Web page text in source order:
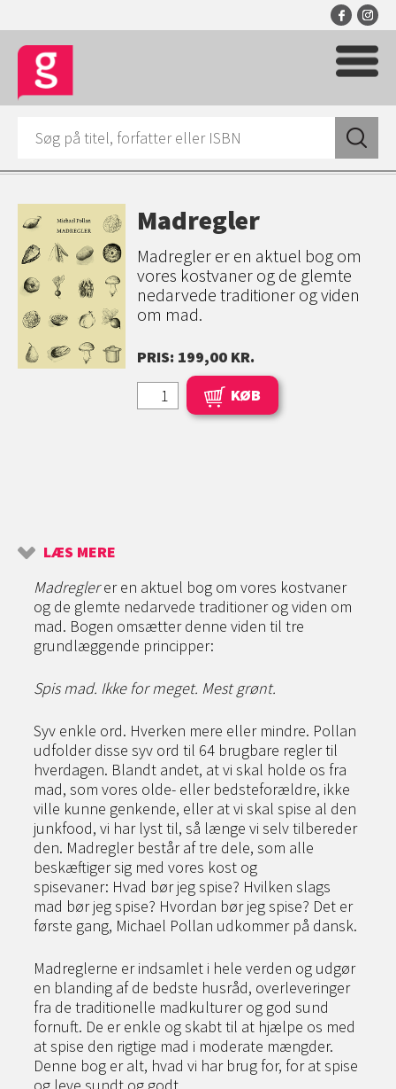
Madregler
Madregler er en aktuel bog om
vores kostvaner og de glemte
nedarvede traditioner og viden
om mad.
PRIS: 199,00 KR.
KØB
LÆS MERE
Madreglerer en aktuel bog om vores kostvaner
og de glemte nedarvede traditioner og viden om
mad. Bogen omsætter denne viden til tre
grundlæggende principper:
Spis mad. Ikke for meget. Mest grønt.
Syv enkle ord. Hverken mere eller mindre. Pollan
udfolder disse syv ord til 64 brugbare regler til
hverdagen. Blandt andet, at vi skal holde os fra
mad, som vores olde- eller bedsteforældre, ikke
ville kunne genkende, eller at vi skal spise al den
junkfood, vi har lyst til, så længe vi selv tilbereder
den. Madregler består af tre dele, som alle
beskæftiger sig med vores kost og
spisevaner: Hvad bør jeg spise? Hvilken slags
mad bør jeg spise? Hvordan bør jeg spise? Det er
første gang, Michael Pollan udkommer på dansk.
Madreglerne er indsamlet i hele verden og udgør
en blanding af de bedste husråd, overleverin­ger
fra de traditionelle madkulturer og god sund
fornuft. De er enkle og skabt til at hjælpe os med
at spise den rigtige mad i moderate mængder.
Denne bog er alt, hvad vi har brug for, for at spise